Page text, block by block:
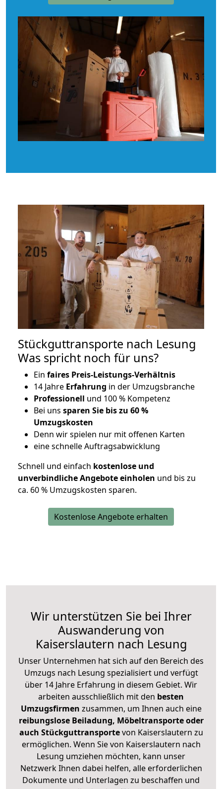
Stückguttransporte nach Lesung
Was spricht noch für uns?
Ein faires Preis-Leistungs-Verhältnis
14 Jahre Erfahrung in der Umzugsbranche
Professionell und 100 % Kompetenz
Bei uns sparen Sie bis zu 60 %
Umzugskosten
Denn wir spielen nur mit offenen Karten
eine schnelle Auftragsabwicklung
Schnell und einfach kostenlose und
unverbindliche Angebote einholen und bis zu
ca. 60 % Umzugskosten sparen.
Kostenlose Angebote erhalten
Wir unterstützen Sie bei Ihrer
Auswanderung von
Kaiserslautern nach Lesung
Unser Unternehmen hat sich auf den Bereich des
Umzugs nach Lesung spezialisiert und verfügt
über 14 Jahre Erfahrung in diesem Gebiet. Wir
arbeiten ausschließlich mit den besten
Umzugsfirmen zusammen, um Ihnen auch eine
reibungslose Beiladung, Möbeltransporte oder
auch Stückguttransportevon Kaiserslautern zu
ermöglichen. Wenn Sie von Kaiserslautern nach
Lesung umziehen möchten, kann unser
Netzwerk Ihnen dabei helfen, alle erforderlichen
Dokumente und Unterlagen zu beschaffen und